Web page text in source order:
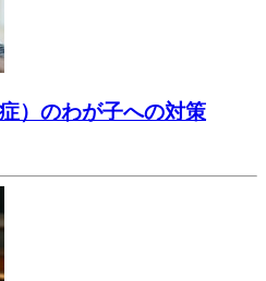
）のわが子への対策